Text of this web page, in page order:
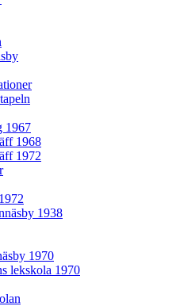
1967
1968
1972
1938
1970
lekskola 1970